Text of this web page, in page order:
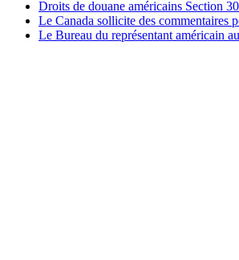
Droits de douane américains Section
Le Canada sollicite des commentaires
Le Bureau du représentant américain